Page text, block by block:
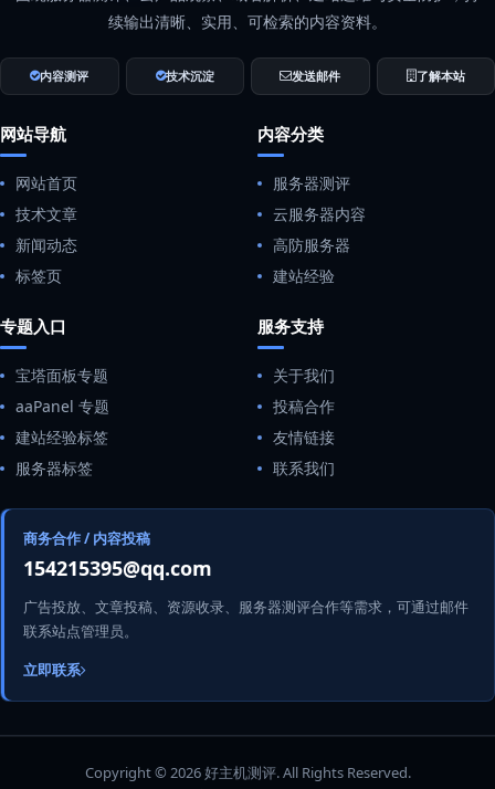
续输出清晰、实用、可检索的内容资料。
内容测评 技术沉淀 发送邮件 了解本站
网站导航
网站首页
技术文章
新闻动态
标签页
内容分类
服务器测评
云服务器内容
高防服务器
建站经验
专题入口
宝塔面板专题
aaPanel 专题
建站经验标签
服务器标签
服务支持
关于我们
投稿合作
友情链接
联系我们
商务合作 / 内容投稿
154215395@qq.com
广告投放、文章投稿、资源收录、服务器测评合作等需求，可通过邮件
联系站点管理员。
立即联系
Copyright © 2026 好主机测评. All Rights Reserved.